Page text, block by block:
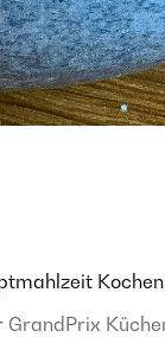
Kochen